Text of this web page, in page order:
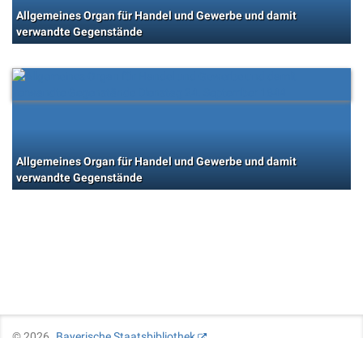
Allgemeines Organ für Handel und Gewerbe und damit
verwandte Gegenstände
Allgemeines Organ für Handel und Gewerbe und damit
verwandte Gegenstände